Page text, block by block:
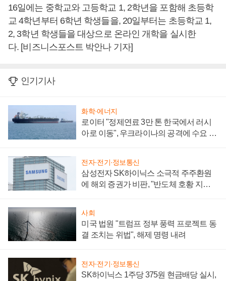
16일에는 중학교와 고등학교 1, 2학년을 포함해 초등학
교 4학년부터 6학년 학생들을, 20일부터는 초등학교 1,
2, 3학년 학생들을 대상으로 온라인 개학을 실시한
다. [비즈니스포스트 박안나 기자]
인기기사
화학·에너지
로이터 "정제연료 3만 톤 한국에서 러시
아로 이동", 우크라이나의 공격에 수요 늘
전자·전기·정보통신
삼성전자 SK하이닉스 소극적 주주환원
에 해외 증권가 비판, "반도체 호황 지속
사회
미국 법원 "트럼프 정부 풍력 프로젝트 동
결 조치는 위법", 해제 명령 내려
전자·전기·정보통신
SK하이닉스 1주당 375원 현금배당 실시,